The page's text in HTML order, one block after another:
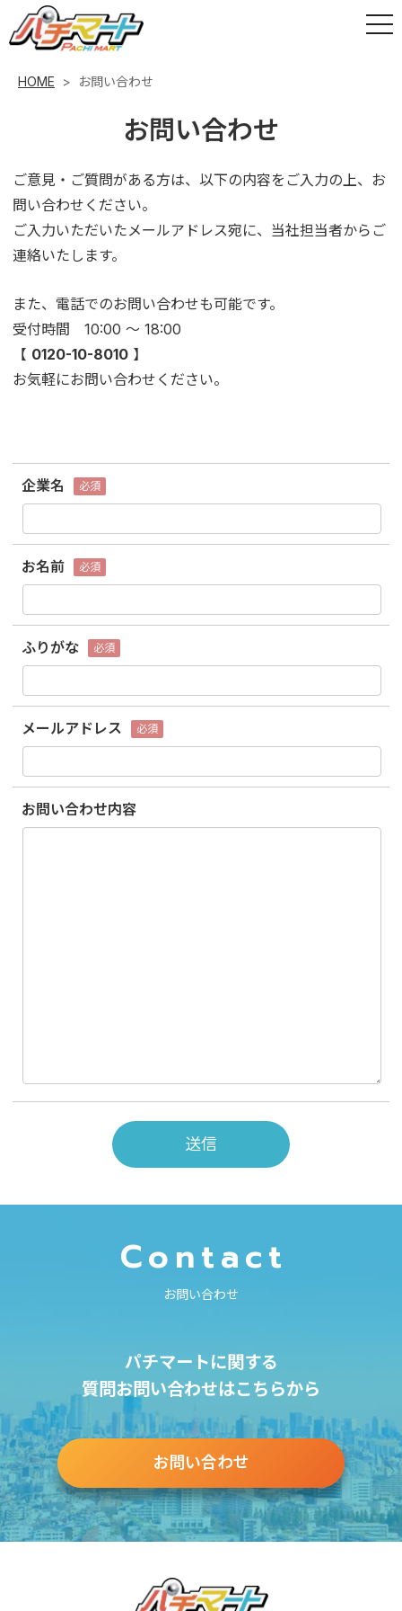
HOME > お問い合わせ
お問い合わせ
ご意見・ご質問がある方は、以下の内容をご入力の上、お
問い合わせください。
ご入力いただいたメールアドレス宛に、当社担当者からご
連絡いたします。
また、電話でのお問い合わせも可能です。
受付時間 10:00 ～ 18:00
【 0120-10-8010 】
お気軽にお問い合わせください。
企業名 必須
お名前 必須
ふりがな 必須
メールアドレス 必須
お問い合わせ内容
Contact
お問い合わせ
パチマートに関する
質問お問い合わせはこちらから
お問い合わせ